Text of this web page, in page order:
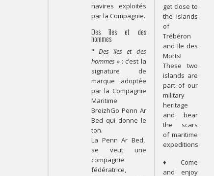
navires exploités
par la Compagnie.
Des îles et des
hommes
"Des îles et des
hommes » : c’est la
signature de
marque adoptée
par la Compagnie
Maritime
BreizhGo Penn Ar
Bed qui donne le
ton.
La Penn Ar Bed,
se veut une
compagnie
fédératrice,
get close to
the islands
of
Trébéron
and Ile des
Morts!
These two
islands are
part of our
military
heritage
and bear
the scars
of maritime
expeditions.
♦ Come
and enjoy